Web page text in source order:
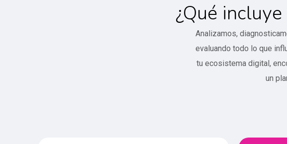
¿Qué
Analizamos,
evaluando todo lo que
tu ecosistema digital,
un